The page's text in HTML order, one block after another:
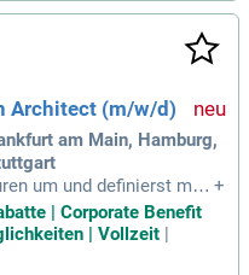
Architect (m/w/d)
am Main, Hamburg,
um und definierst mod
entwirfst Integrationen,
Plattformstrategien
Practices; Du arbeites
+
| Corporate Benefit
| Vollzeit |